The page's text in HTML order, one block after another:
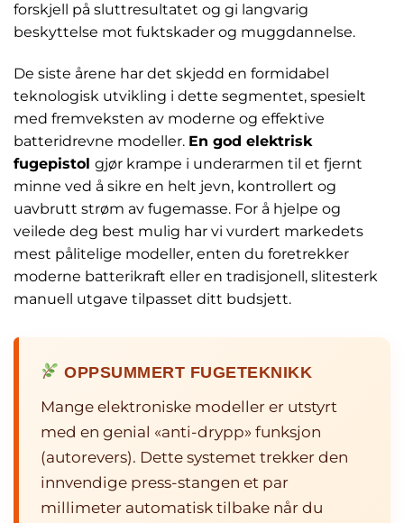
forskjell på sluttresultatet og gi langvarig
beskyttelse mot fuktskader og muggdannelse.
De siste årene har det skjedd en formidabel
teknologisk utvikling i dette segmentet, spesielt
med fremveksten av moderne og effektive
batteridrevne modeller. En god elektrisk
fugepistol gjør krampe i underarmen til et fjernt
minne ved å sikre en helt jevn, kontrollert og
uavbrutt strøm av fugemasse. For å hjelpe og
veilede deg best mulig har vi vurdert markedets
mest pålitelige modeller, enten du foretrekker
moderne batterikraft eller en tradisjonell, slitesterk
manuell utgave tilpasset ditt budsjett.
OPPSUMMERT FUGETEKNIKK
Mange elektroniske modeller er utstyrt
med en genial «anti-drypp» funksjon
(autorevers). Dette systemet trekker den
innvendige press-stangen et par
millimeter automatisk tilbake når du